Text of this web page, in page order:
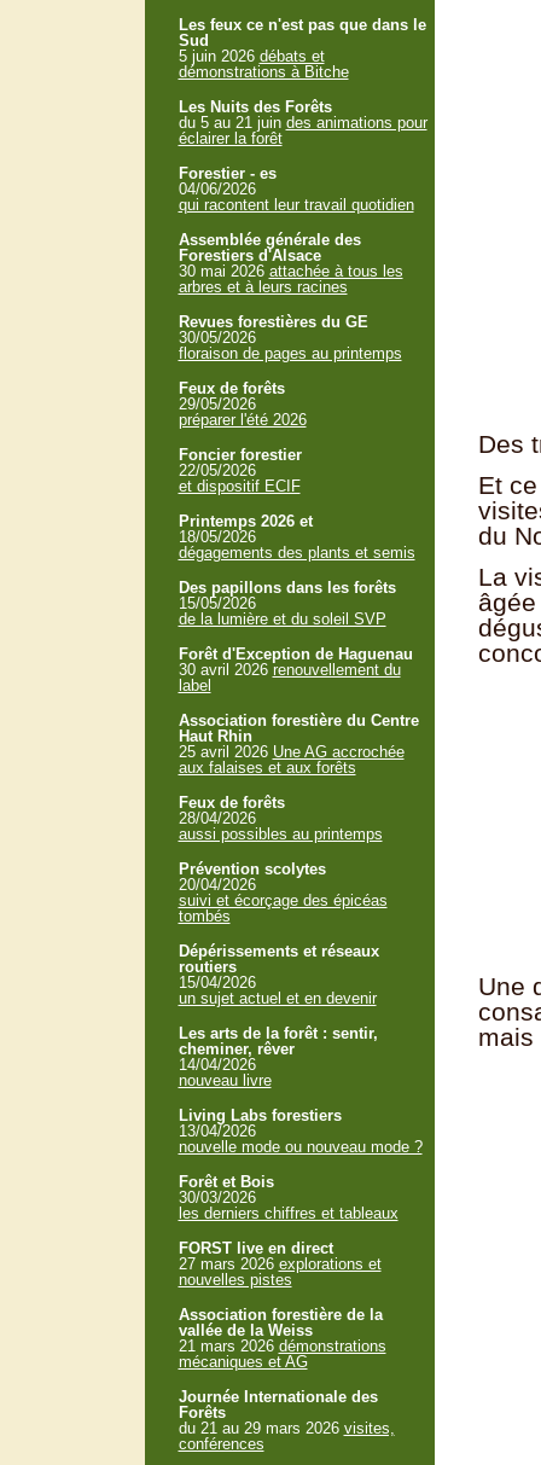
Des
Et
du
La
Une
mais
Les feux ce n'est pas que dans le
Sud
5 juin 2026 débats et
démonstrations à Bitche
Les Nuits des Forêts
du 5 au 21 juin des animations pour
éclairer la forêt
Forestier - es
04/06/2026
qui racontent leur travail quotidien
Assemblée générale des
Forestiers d'Alsace
30 mai 2026 attachée à tous les
arbres et à leurs racines
Revues forestières du GE
30/05/2026
floraison de pages au printemps
Feux de forêts
29/05/2026
préparer l'été 2026
Foncier forestier
22/05/2026
et dispositif ECIF
Printemps 2026 et
18/05/2026
dégagements des plants et semis
Des papillons dans les forêts
15/05/2026
de la lumière et du soleil SVP
Forêt d'Exception de Haguenau
30 avril 2026 renouvellement du
label
Association forestière du Centre
Haut Rhin
25 avril 2026 Une AG accrochée
aux falaises et aux forêts
Feux de forêts
28/04/2026
aussi possibles au printemps
Prévention scolytes
20/04/2026
suivi et écorçage des épicéas
tombés
Dépérissements et réseaux
routiers
15/04/2026
un sujet actuel et en devenir
Les arts de la forêt : sentir,
cheminer, rêver
14/04/2026
nouveau livre
Living Labs forestiers
13/04/2026
nouvelle mode ou nouveau mode ?
Forêt et Bois
30/03/2026
les derniers chiffres et tableaux
FORST live en direct
27 mars 2026 explorations et
nouvelles pistes
Association forestière de la
vallée de la Weiss
21 mars 2026 démonstrations
mécaniques et AG
Journée Internationale des
Forêts
du 21 au 29 mars 2026 visites,
conférences